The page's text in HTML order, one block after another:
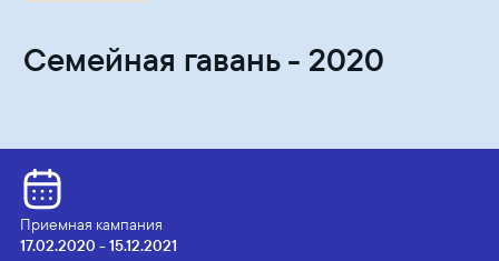
Семейная гавань - 2020
Приемная кампания
17.02.2020 - 15.12.2021